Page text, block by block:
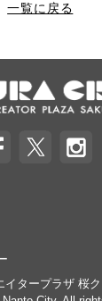
一覧に戻る
イタープラザ 桜